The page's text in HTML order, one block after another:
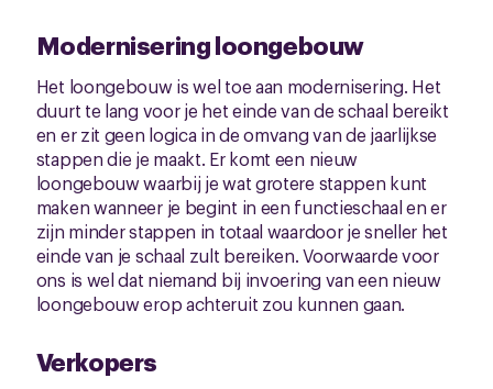
Modernisering loongebouw
Het loongebouw is wel toe aan modernisering. Het
duurt te lang voor je het einde van de schaal bereikt
en er zit geen logica in de omvang van de jaarlijkse
stappen die je maakt. Er komt een nieuw
loongebouw waarbij je wat grotere stappen kunt
maken wanneer je begint in een functieschaal en er
zijn minder stappen in totaal waardoor je sneller het
einde van je schaal zult bereiken. Voorwaarde voor
ons is wel dat niemand bij invoering van een nieuw
loongebouw erop achteruit zou kunnen gaan.
Verkopers